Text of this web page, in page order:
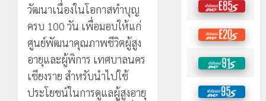
วัฒนาเนื่องในโอกาสทำบุญ
ครบ 100 วัน เพื่อมอบให้แก่
ศูนย์พัฒนาคุณภาพชีวิตผู้สูง
อายุและผู้พิการ เทศบาลนคร
เชียงราย สำหรับนำไปใช้
ประโยชน์ในการดูแลผู้สูงอายุ